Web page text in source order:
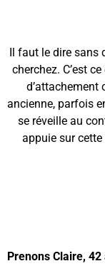
Il faut le dire sans
cherchez. C’est
d’attachement
ancienne, parfois
se réveille au
appuie sur
Prenons Claire, 42